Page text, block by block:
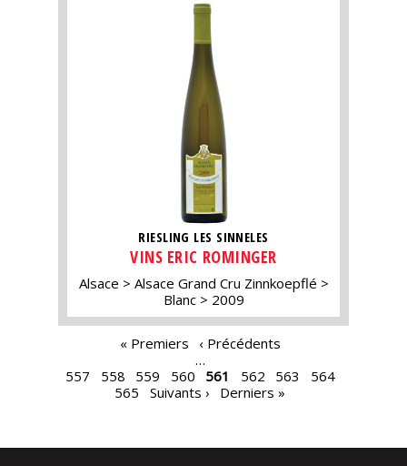
RIESLING LES SINNELES
VINS ERIC ROMINGER
Alsace
Alsace Grand Cru Zinnkoepflé
Blanc
2009
« Premiers
‹ Précédents
…
557
558 559 560 561 562 563
564
565
Suivants › Derniers »